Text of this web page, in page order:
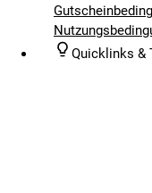
Quicklinks &